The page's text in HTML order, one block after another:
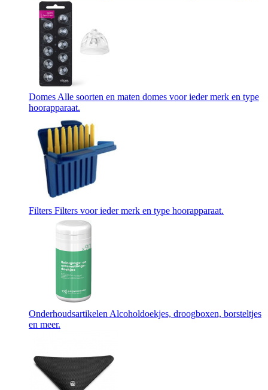
Domes Alle soorten en maten domes voor ieder merk en type
hoorapparaat.
Filters Filters voor ieder merk en type hoorapparaat.
Onderhoudsartikelen Alcoholdoekjes, droogboxen, borsteltjes
en meer.